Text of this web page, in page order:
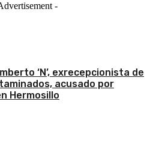
-
‘N’, exrecepcionista de
acusado por
Hermosillo